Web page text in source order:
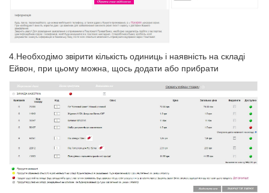
4.Необходімо звірити кількість одиниць і наявність на складі
Ейвон, при цьому можна, щось додати або прибрати